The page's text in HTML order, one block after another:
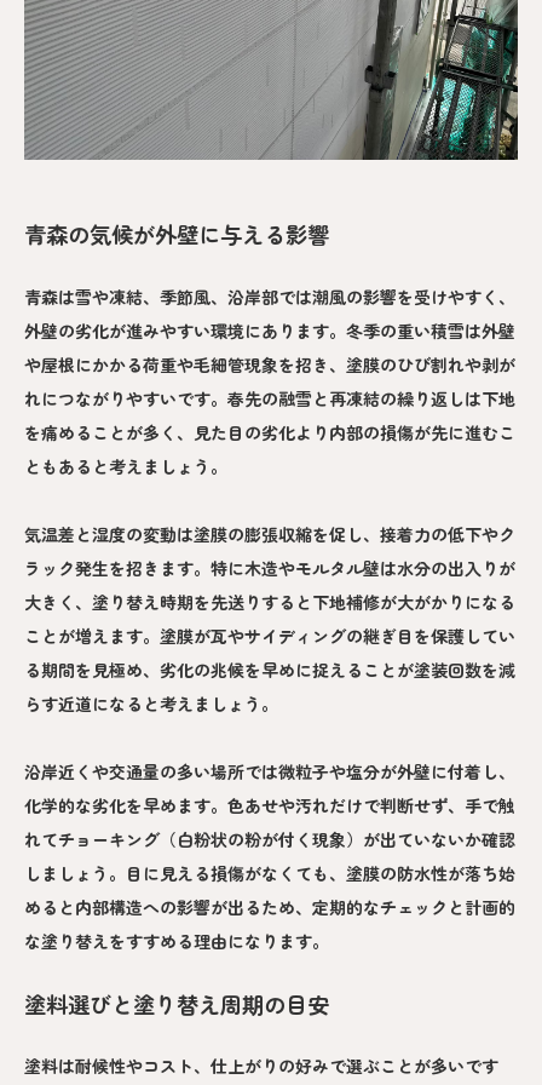
青森の気候が外壁に与える影響
青森は雪や凍結、季節風、沿岸部では潮風の影響を受けやすく、
外壁の劣化が進みやすい環境にあります。冬季の重い積雪は外壁
や屋根にかかる荷重や毛細管現象を招き、塗膜のひび割れや剥が
れにつながりやすいです。春先の融雪と再凍結の繰り返しは下地
を痛めることが多く、見た目の劣化より内部の損傷が先に進むこ
ともあると考えましょう。
気温差と湿度の変動は塗膜の膨張収縮を促し、接着力の低下やク
ラック発生を招きます。特に木造やモルタル壁は水分の出入りが
大きく、塗り替え時期を先送りすると下地補修が大がかりになる
ことが増えます。塗膜が瓦やサイディングの継ぎ目を保護してい
る期間を見極め、劣化の兆候を早めに捉えることが塗装回数を減
らす近道になると考えましょう。
沿岸近くや交通量の多い場所では微粒子や塩分が外壁に付着し、
化学的な劣化を早めます。色あせや汚れだけで判断せず、手で触
れてチョーキング（白粉状の粉が付く現象）が出ていないか確認
しましょう。目に見える損傷がなくても、塗膜の防水性が落ち始
めると内部構造への影響が出るため、定期的なチェックと計画的
な塗り替えをすすめる理由になります。
塗料選びと塗り替え周期の目安
塗料は耐候性やコスト、仕上がりの好みで選ぶことが多いです